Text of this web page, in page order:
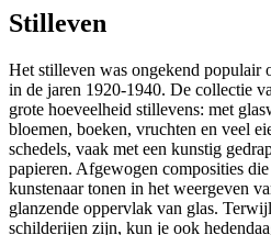
Stilleven
Het stilleven was ongekend populair
in de jaren 1920-1940. De collectie
grote hoeveelheid stillevens: met
bloemen, boeken, vruchten en veel
schedels, vaak met een kunstig
papieren. Afgewogen composities
kunstenaar tonen in het weergeven
glanzende oppervlak van glas.
schilderijen zijn, kun je ook